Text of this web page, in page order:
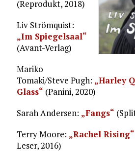
(Reprodukt, 2018)
Liv Strömquist:
„Im Spiegelsaal“
(Avant-Verlag)
Mariko
Tomaki/Steve Pugh: „Harley
Glass“ (Panini, 2020)
Sarah Andersen: „Fangs“
Terry Moore: „Rachel Rising“
Leser, 2016)